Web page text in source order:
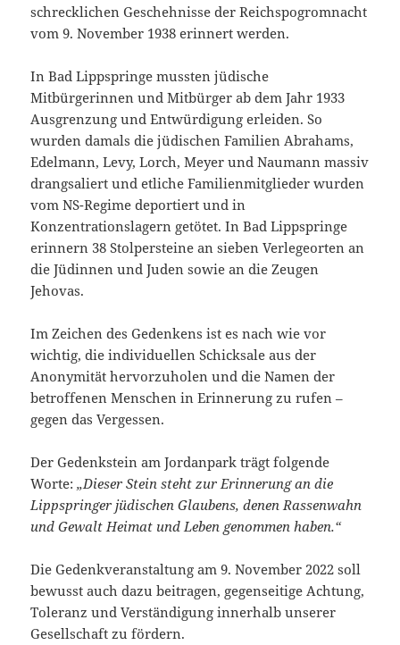
schrecklichen Geschehnisse der Reichspogromnacht
vom 9. November 1938 erinnert werden.
In Bad Lippspringe mussten jüdische
Mitbürgerinnen und Mitbürger ab dem Jahr 1933
Ausgrenzung und Entwürdigung erleiden. So
wurden damals die jüdischen Familien Abrahams,
Edelmann, Levy, Lorch, Meyer und Naumann massiv
drangsaliert und etliche Familienmitglieder wurden
vom NS-Regime deportiert und in
Konzentrationslagern getötet. In Bad Lippspringe
erinnern 38 Stolpersteine an sieben Verlegeorten an
die Jüdinnen und Juden sowie an die Zeugen
Jehovas.
Im Zeichen des Gedenkens ist es nach wie vor
wichtig, die individuellen Schicksale aus der
Anonymität hervorzuholen und die Namen der
betroffenen Menschen in Erinnerung zu rufen –
gegen das Vergessen.
Der Gedenkstein am Jordanpark trägt folgende
Worte:„Dieser Stein steht zur Erinnerung an die
Lippspringer jüdischen Glaubens, denen Rassenwahn
und Gewalt Heimat und Leben genommen haben.“
Die Gedenkveranstaltung am 9. November 2022 soll
bewusst auch dazu beitragen, gegenseitige Achtung,
Toleranz und Verständigung innerhalb unserer
Gesellschaft zu fördern.